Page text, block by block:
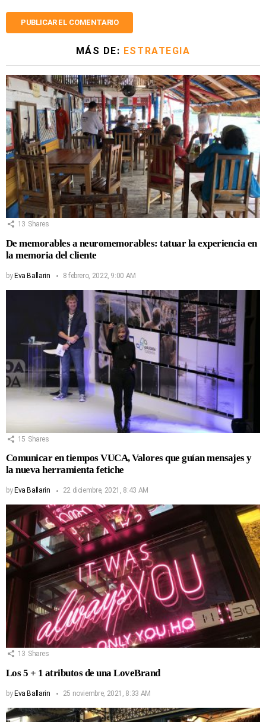
MÁS DE: ESTRATEGIA
13 Shares
De memorables a neuromemorables: tatuar la experiencia en
la memoria del cliente
byEva Ballarin 8 febrero, 2022, 9:00 AM
15 Shares
Comunicar en tiempos VUCA, Valores que guían mensajes y
la nueva herramienta fetiche
by Eva Ballarin 22 diciembre, 2021, 8:43 AM
13 Shares
Los 5 + 1 atributos de una LoveBrand
by Eva Ballarin 25 noviembre, 2021, 8:33 AM